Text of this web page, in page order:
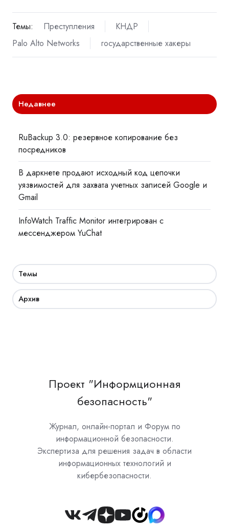
Темы: Преступления
КНДР
Palo Alto Networks
государственные хакеры
Недавнее
RuBackup 3.0: резервное копирование без
посредников
В даркнете продают исходный код цепочки
уязвимостей для захвата учетных записей Google и
Gmail
InfoWatch Traffic Monitor интегрирован с
мессенджером YuChat
Темы
Архив
Проект "Информционная
безопасность"
Журнал, онлайн-портал и Форум по
информационной безопасности.
Экспертиза для решения задач в области
информационных технологий и
кибербезопасности.
Join